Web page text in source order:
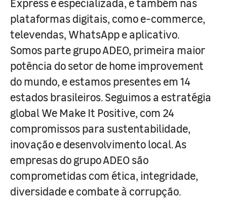
plataformas digitais, como e-commerce,
televendas, WhatsApp e aplicativo.
Somos parte grupo ADEO, primeira maior
potência do setor de home improvement
do mundo, e estamos presentes em 14
estados brasileiros. Seguimos a estratégia
global We Make It Positive, com 24
compromissos para sustentabilidade,
inovação e desenvolvimento local. As
empresas do grupo ADEO são
comprometidas com ética, integridade,
diversidade e combate à corrupção.